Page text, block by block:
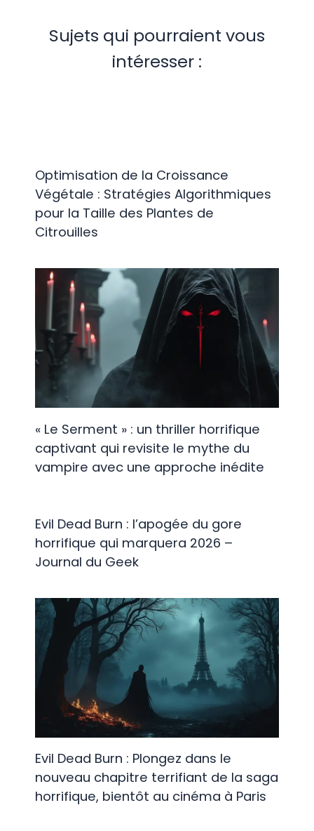
Sujets qui pourraient vous
intéresser :
Optimisation de la Croissance
Végétale : Stratégies Algorithmiques
pour la Taille des Plantes de
Citrouilles
« Le Serment » : un thriller horrifique
captivant qui revisite le mythe du
vampire avec une approche inédite
Evil Dead Burn : l’apogée du gore
horrifique qui marquera 2026 –
Journal du Geek
Evil Dead Burn : Plongez dans le
nouveau chapitre terrifiant de la saga
horrifique, bientôt au cinéma à Paris